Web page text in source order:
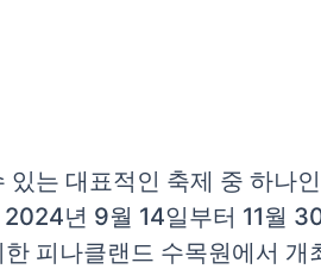
는 대표적인 축제 중 하나인
2024년 9월 14일부터 11월
피나클랜드 수목원에서 개